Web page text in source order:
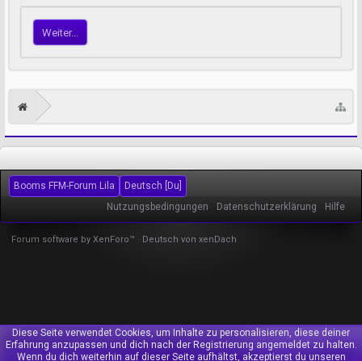
Weiter...
Booms FFM-Forum Lila
Deutsch [Du]
Nutzungsbedingungen
Datenschutzerklärung Hilfe
Forum software by XenForo™ - Deutsch von xenDach
Diese Seite verwendet Cookies, um Inhalte zu personalisieren, diese deiner
Erfahrung anzupassen und dich nach der Registrierung angemeldet zu halten.
Wenn du dich weiterhin auf dieser Seite aufhältst, akzeptierst du unseren